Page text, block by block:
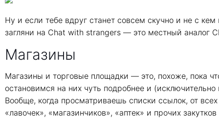
Ну и если тебе вдруг станет совсем скучно и не с
загляни на Chat with strangers — это местный аналог
Магазины
Магазины и торговые площадки — это, похоже, пока
остановимся на них чуть подробнее и
Вообще, когда просматриваешь списки ссылок, от
«лавочек», «магазинчиков», «аптек» и прочих